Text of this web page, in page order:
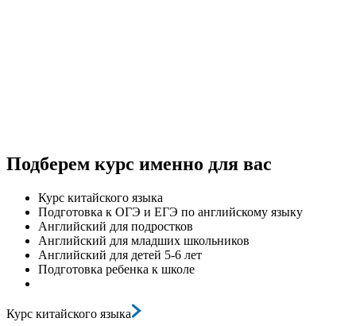
Подберем курс именно для вас
Курс китайского языка
Подготовка к ОГЭ и ЕГЭ по английскому языку
Английский для подростков
Английский для младших школьников
Английский для детей 5-6 лет
Подготовка ребенка к школе
Курс китайского языка